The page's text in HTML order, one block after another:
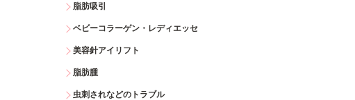
脂肪吸引
ベビーコラーゲン・レディエッセ
美容針アイリフト
脂肪腫
虫刺されなどのトラブル